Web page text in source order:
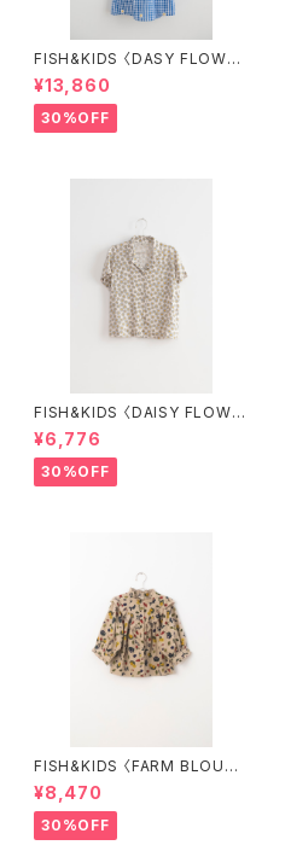
FISH&KIDS 〈DASY FLOWER
S DRESS〉
¥13,860
30%OFF
FISH&KIDS 〈DAISY FLOWE
R SHIRT〉
¥6,776
30%OFF
FISH&KIDS 〈FARM BLOUS
E〉
¥8,470
30%OFF